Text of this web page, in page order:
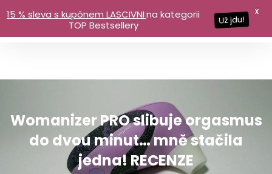
Womanizer PRO slibuje orgasmus
do dvou minut… mně stačila
jedna! RECENZE
15 % sleva s kupónem LASCIVNIna kategorii
TOP Bestsellery
Už jdu!
X